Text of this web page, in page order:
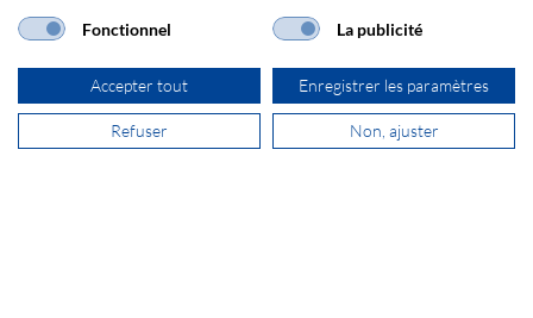
ADRESSE
SECOMP France
Bâtiment F - Lot 9
Fonctionnel La publicité
Accepter tout Enregistrer les paramètres
Refuser Non, ajuster